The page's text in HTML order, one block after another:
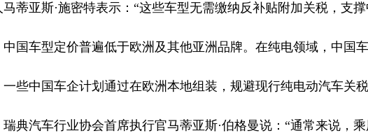
马蒂亚斯·施密特表示：“这些车型无需缴纳反补贴附加关税，支
中国车型定价普遍低于欧洲及其他亚洲品牌。在纯电领域，中国
一些中国车企计划通过在欧洲本地组装，规避现行纯电动汽车关
瑞典汽车行业协会首席执行官马蒂亚斯·伯格曼说：“通常来说，